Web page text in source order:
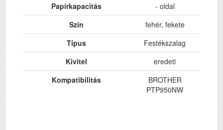
Papírkapacitás
- oldal
Szín
fehér, fekete
Típus
Festékszalag
Kivitel
eredeti
Kompatibilitás
BROTHER
PTP950NW